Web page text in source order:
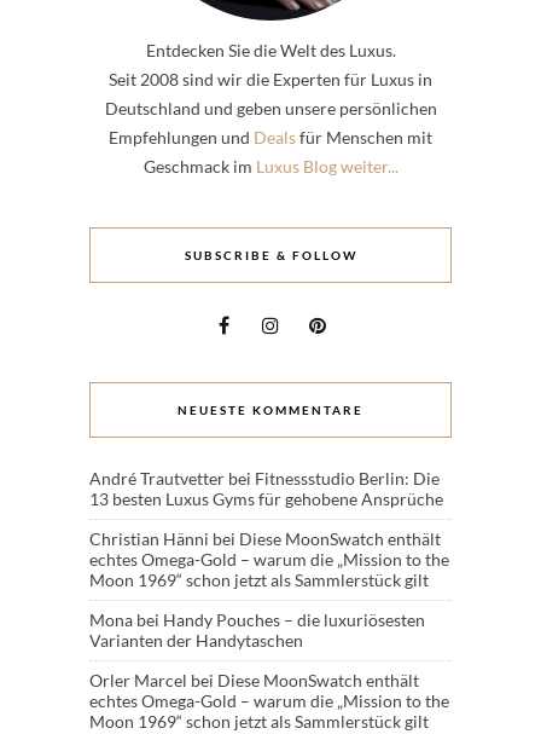
Entdecken Sie die Welt des Luxus.
Seit 2008 sind wir die Experten für Luxus in
Deutschland und geben unsere persönlichen
Empfehlungen und Dealsfür Menschen mit
Geschmack im Luxus Blog weiter...
SUBSCRIBE & FOLLOW
NEUESTE KOMMENTARE
André Trautvetter bei Fitnessstudio Berlin: Die
13 besten Luxus Gyms für gehobene Ansprüche
Christian Hänni bei Diese MoonSwatch enthält
echtes Omega-Gold – warum die „Mission to the
Moon 1969“ schon jetzt als Sammlerstück gilt
Mona bei Handy Pouches – die luxuriösesten
Varianten der Handytaschen
Orler Marcel bei Diese MoonSwatch enthält
echtes Omega-Gold – warum die „Mission to the
Moon 1969“ schon jetzt als Sammlerstück gilt